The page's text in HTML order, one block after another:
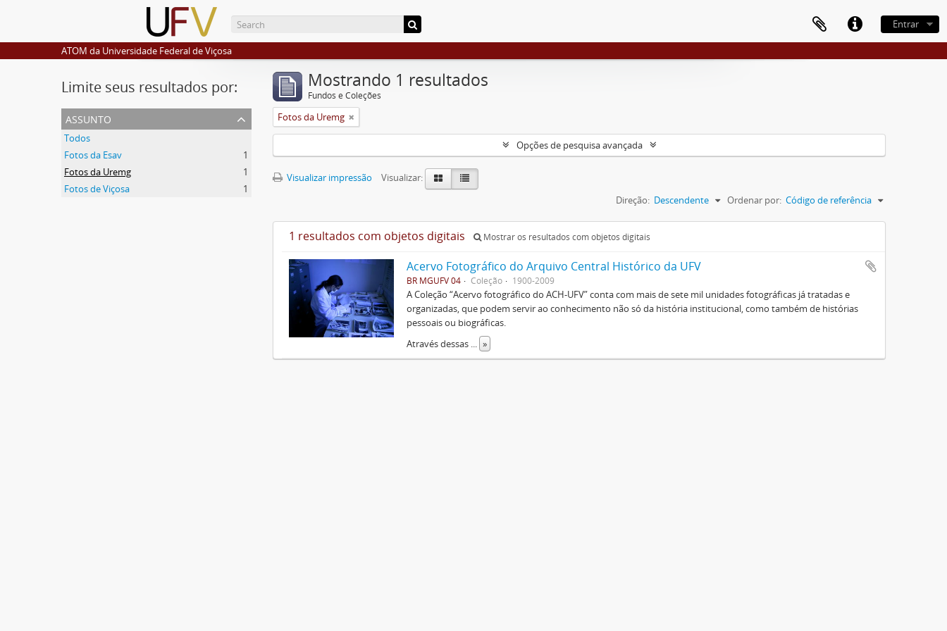
Entrar
ATOM da Universidade Federal de Viçosa
Limite seus resultados por:
assunto
Todos
Fotos da Esav
1
Fotos da Uremg
1
Fotos de Viçosa
1
Mostrando 1 resultados
Fundos e Coleções
Fotos da Uremg
Opções de pesquisa avançada
Visualizar impressão
Visualizar:
Ordenar por: Código de referência
Direção: Descendente
1 resultados com objetos digitais Mostrar os resultados com objetos digitais
Acervo Fotográfico do Arquivo Central Histórico da UFV
BR MGUFV 04 Coleção 1900-2009
A Coleção “Acervo fotográfico do ACH-UFV” conta com mais de sete mil unidades fotográficas já tratadas e
organizadas, que podem servir ao conhecimento não só da história institucional, como também de histórias
pessoais ou biográficas.
Através dessas
»